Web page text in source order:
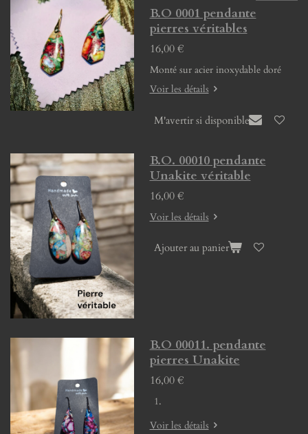
B.O 0001 pendante
pierres véritables
16,00 €
Monté sur acier inoxydable doré
Voir les détails
M'avertir si disponible
B.O. 00010 pendante
Unakite véritable
16,00 €
Voir les détails
Ajouter au panier
B.O 00011. pendante
pierres Unakite
16,00 €
Voir les détails